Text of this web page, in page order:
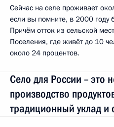
Сейчас на селе проживает
если вы помните, в 2000 году
Причём отток из сельской
Поселения, где живёт до 10
около 24 процентов.
Село для России – это
производство
традиционный уклад и